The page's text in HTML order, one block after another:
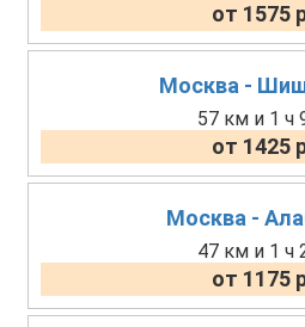
от 1575
Москва -
57 км и 1 ч
от 1425
Москва -
47 км и 1 ч
от 1175